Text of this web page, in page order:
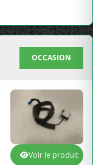
OCCASION
Voir le produit